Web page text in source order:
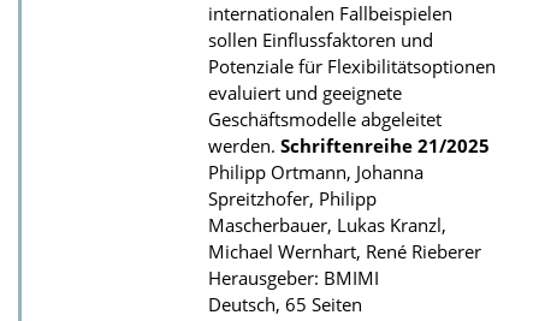
a
t
i
o
n
internationalen Fallbeispielen
sollen Einflussfaktoren und
Potenziale für Flexibilitätsoptionen
evaluiert und geeignete
Geschäftsmodelle abgeleitet
werden. Schriftenreihe 21/2025
Philipp Ortmann, Johanna
Spreitzhofer, Philipp
Mascherbauer, Lukas Kranzl,
Michael Wernhart, René Rieberer
Herausgeber: BMIMI
Deutsch, 65 Seiten